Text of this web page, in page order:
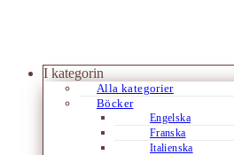
I kategorin
Alla kategorier
Böcker
Engelska
Franska
Italienska